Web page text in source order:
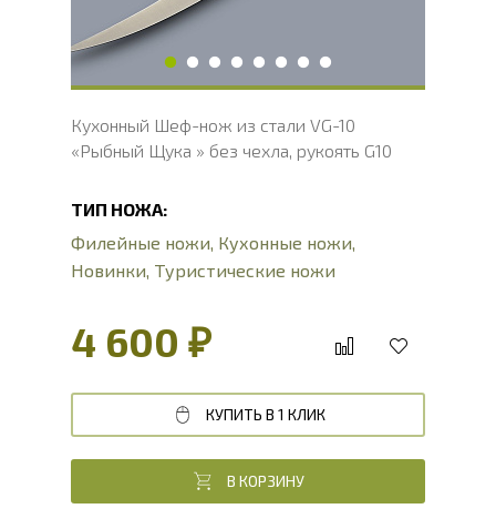
Кухонный Шеф-нож из стали VG-10
«Рыбный Щука » без чехла, рукоять G10
ТИП НОЖА:
Филейные ножи, Кухонные ножи,
Новинки, Туристические ножи
4 600 ₽
КУПИТЬ В 1 КЛИК
В КОРЗИНУ